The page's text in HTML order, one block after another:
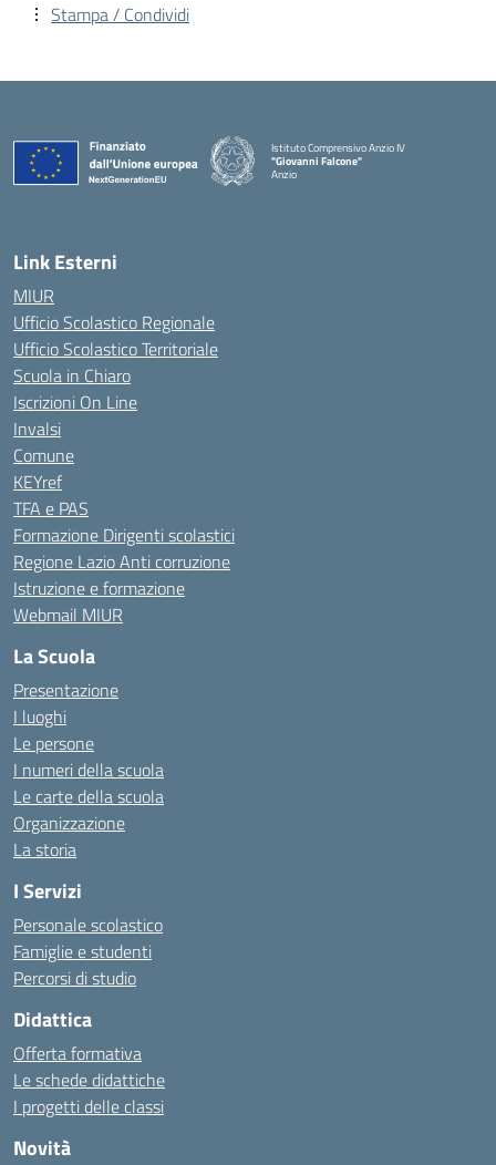
Stampa / Condividi
Istituto Comprensivo Anzio IV
"Giovanni Falcone"
Anzio
Link Esterni
MIUR
Ufficio Scolastico Regionale
Ufficio Scolastico Territoriale
Scuola in Chiaro
Iscrizioni On Line
Invalsi
Comune
KEYref
TFA e PAS
Formazione Dirigenti scolastici
Regione Lazio Anti corruzione
Istruzione e formazione
Webmail MIUR
La Scuola
Presentazione
I luoghi
Le persone
I numeri della scuola
Le carte della scuola
Organizzazione
La storia
I Servizi
Personale scolastico
Famiglie e studenti
Percorsi di studio
Didattica
Offerta formativa
Le schede didattiche
I progetti delle classi
Novità